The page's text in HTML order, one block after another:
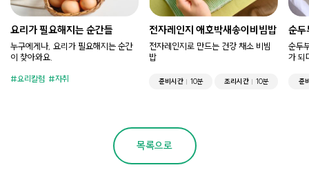
요리가 필요해지는 순간들
누구에게나, 요리가 필요해지는 순간
이 찾아와요.
요리칼럼 자취
전자레인지 애호박새송이비빔밥
전자레인지로 만드는 건강 채소 비빔
밥
준비시간 10분 조리시간 10분
순두
순두
가 되
준
목록으로